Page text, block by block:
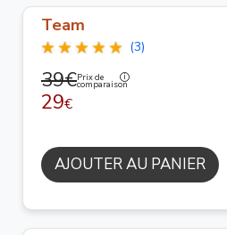
Team
(3)
39€Prix de
comparaison
29€
AJOUTER AU PANIER